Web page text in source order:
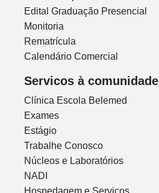
Edital Graduação Presencial
Monitoria
Rematrícula
Calendário Comercial
Servicos à comunidade
Clínica Escola Belemed
Exames
Estágio
Trabalhe Conosco
Núcleos e Laboratórios
NADI
Hospedagem e Serviços